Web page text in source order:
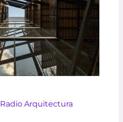
Radio Arquitectura